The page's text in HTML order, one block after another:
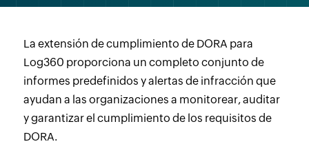
La extensión de cumplimiento de DORA para
Log360 proporciona un completo conjunto de
informes predefinidos y alertas de infracción que
ayudan a las organizaciones a monitorear, auditar
y garantizar el cumplimiento de los requisitos de
DORA.